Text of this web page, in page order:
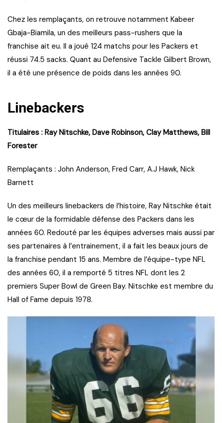
Chez les remplaçants, on retrouve notamment Kabeer
Gbaja-Biamila, un des meilleurs pass-rushers que la
franchise ait eu. Il a joué 124 matchs pour les Packers et
réussi 74.5 sacks. Quant au Defensive Tackle Gilbert Brown,
il a été une présence de poids dans les années 90.
Linebackers
Titulaires : Ray Nitschke, Dave Robinson, Clay Matthews, Bill
Forester
Remplaçants : John Anderson, Fred Carr, A.J Hawk, Nick
Barnett
Un des meilleurs linebackers de l’histoire, Ray Nitschke était
le cœur de la formidable défense des Packers dans les
années 60. Redouté par les équipes adverses mais aussi par
ses partenaires à l’entrainement, il a fait les beaux jours de
la franchise pendant 15 ans. Membre de l’équipe-type NFL
des années 60, il a remporté 5 titres NFL dont les 2
premiers Super Bowl de Green Bay. Nitschke est membre du
Hall of Fame depuis 1978.